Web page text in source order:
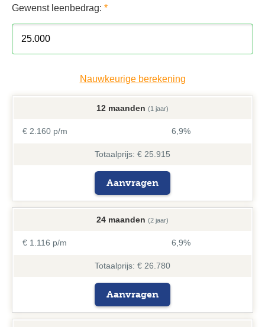
Gewenst leenbedrag: *
Nauwkeurige berekening
12 maanden (1 jaar)
€ 2.160 p/m 6,9%
Totaalprijs: € 25.915
Aanvragen
24 maanden (2 jaar)
€ 1.116 p/m 6,9%
Totaalprijs: € 26.780
Aanvragen